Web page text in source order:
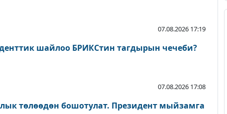
07.08.2026 17:19
шайлоо БРИКСтин тагдырын чечеби?
07.08.2026 17:08
төлөөдөн бошотулат. Президент мыйзамга